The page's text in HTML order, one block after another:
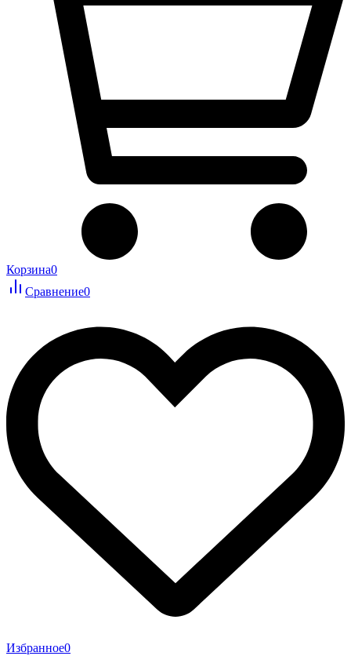
Корзина0
Сравнение0
Избранное0